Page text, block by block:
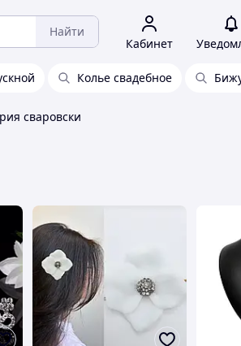
Найти
Кабинет
Колье свадебное
сваровски